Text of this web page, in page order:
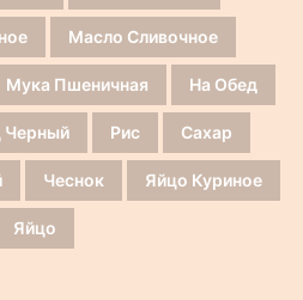
Масло Сливочное
Мука Пшеничная На Обед
Черный Рис Сахар
Чеснок Яйцо Куриное
Яйцо